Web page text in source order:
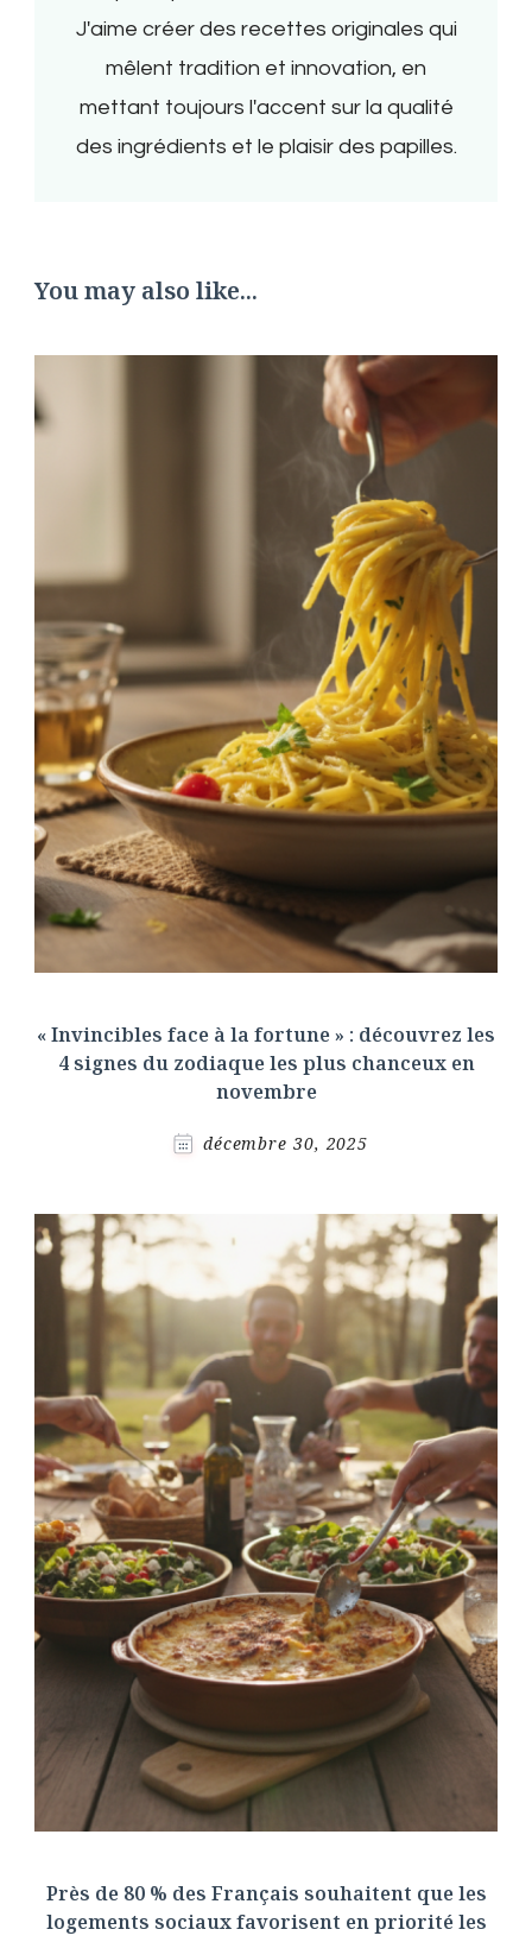
J'aime créer des recettes originales qui
mêlent tradition et innovation, en
mettant toujours l'accent sur la qualité
des ingrédients et le plaisir des papilles.
You may also like...
« Invincibles face à la fortune » : découvrez les
4 signes du zodiaque les plus chanceux en
novembre
décembre 30, 2025
Près de 80 % des Français souhaitent que les
logements sociaux favorisent en priorité les